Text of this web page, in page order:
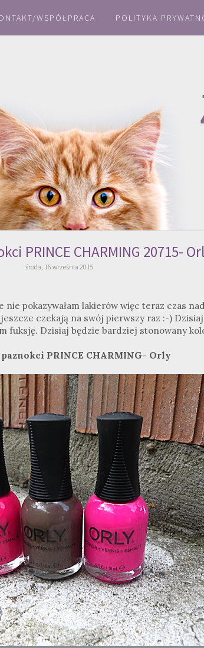
WSPÓŁPRACA POLITYKA
PRINCE CHARMING 20715-
środa, 16 września 2015
pokazywałam lakierów więc teraz czas
czekają na swój pierwszy raz :-)
fuksję. Dzisiaj będzie bardziej stonowany
PRINCE CHARMING- Orly